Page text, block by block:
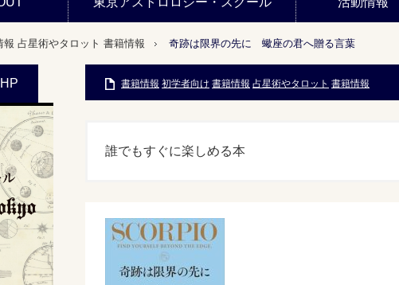
報 占星術やタロット 書籍情報 奇跡は限界の先に 蠍座の君へ贈る言葉
書籍情報 初学者向け 書籍情報 占星術やタロット 書籍情報
誰でもすぐに楽しめる本